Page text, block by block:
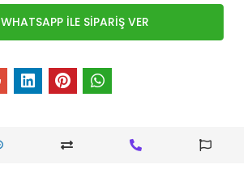
WHATSAPP İLE SİPARİŞ VER